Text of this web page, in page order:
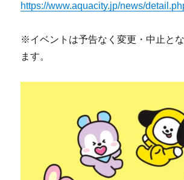
https://www.aquacity.jp/news/
※イベントは予告なく変更・中止と
ます。